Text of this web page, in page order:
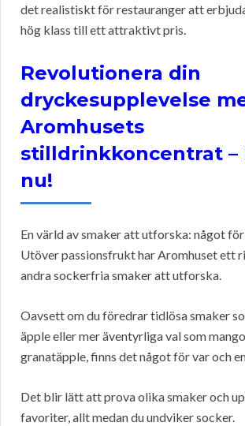
det realistiskt för restauranger att
hög klass till ett attraktivt pris.
Revolutionera din
dryckesupplevelse
Aromhusets
stilldrinkkoncentrat –
nu!
En värld av smaker att utforska: något
Utöver passionsfrukt har Aromhuset ett
andra sockerfria smaker att utforska.
Oavsett om du föredrar tidlösa smaker
äpple eller mer äventyrliga val som
granatäpple, finns det något för var och
Det blir lätt att prova olika smaker och
favoriter, allt medan du undviker socker.